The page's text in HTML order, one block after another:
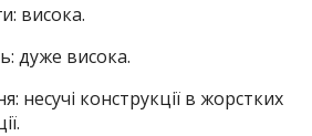
висока.
дуже висока.
несучі конструкції в жорстких